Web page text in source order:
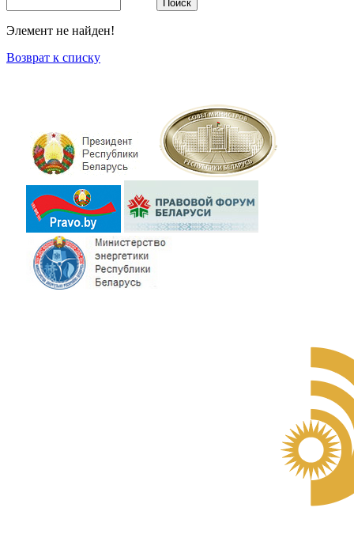
Элемент не найден!
Возврат к списку